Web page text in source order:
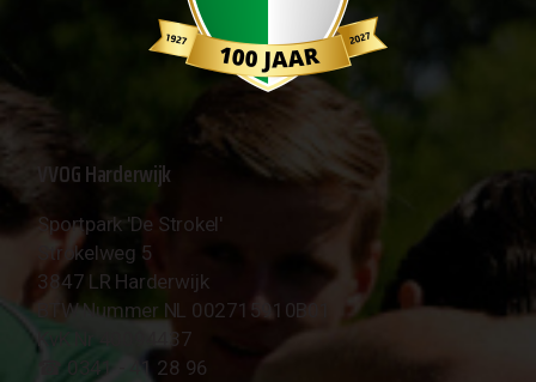
VVOG Harderwijk
Sportpark 'De Strokel'
Strokelweg 5
3847 LR Harderwijk
BTW Nummer NL 002715910B01
KvK Nr 40094437
☎︎ 0341 - 41 28 96